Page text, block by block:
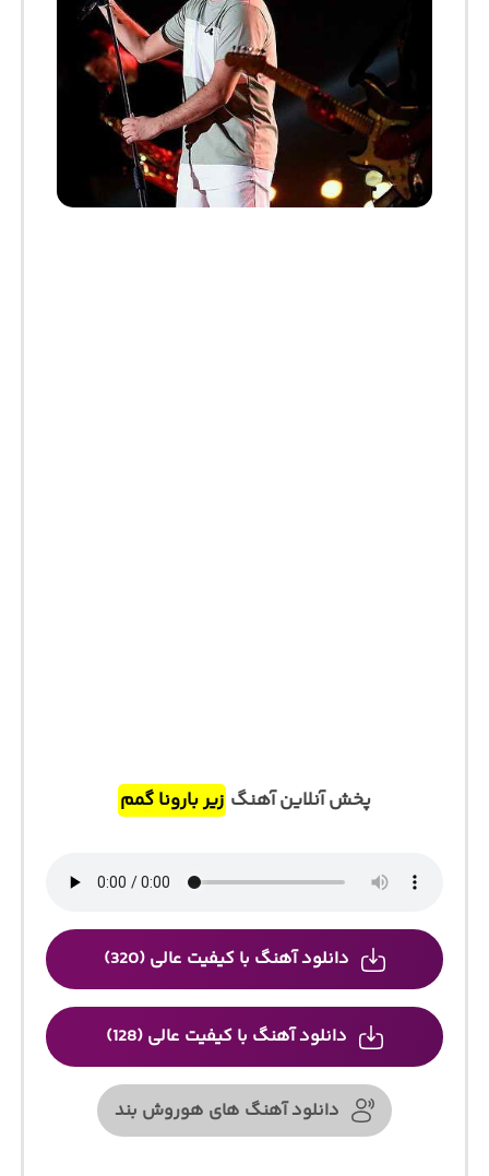
پخش آنلاین آهنگ زیر بارونا گمم
دانلود آهنگ با کیفیت عالی (320)
دانلود آهنگ با کیفیت عالی (128)
دانلود آهنگ های هوروش بند